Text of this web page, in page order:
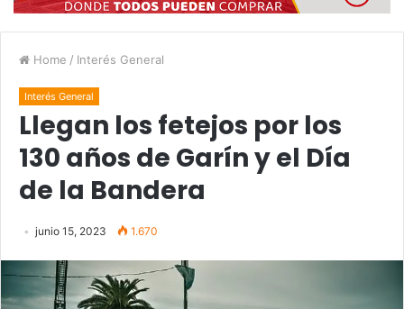
Home / Interés General
Interés General
Llegan los fetejos por los
130 años de Garín y el Día
de la Bandera
junio 15, 2023 1.670